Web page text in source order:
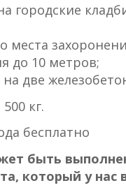
городские
места
до 10 метров;
на две
кг.
бесплатно
быть
который у нас